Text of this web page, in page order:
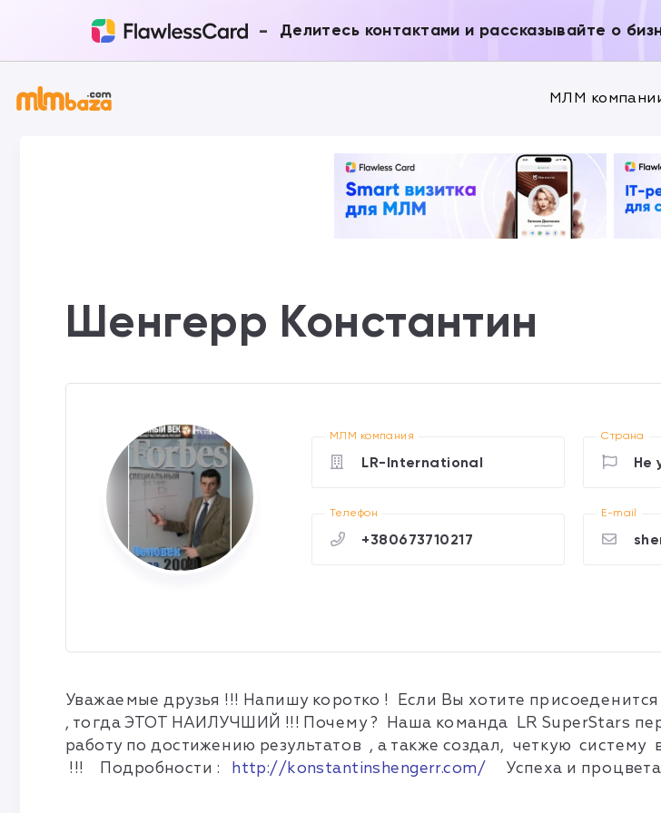
- Делитесь контактами и рассказывайте о
МЛМ
Шенгерр Константин
МЛМ компания
LR-International
Страна
Не
Телефон
+380673710217
E-mail
Уважаемые друзья !!! Напишу коротко ! Если Вы хотите
, тогда ЭТОТ НАИЛУЧШИЙ !!! Почему ? Наша команда LR SuperStars
работу по достижению результатов , а также создал, четкую
!!! Подробности :
http://konstantinshengerr.com/ Успеха и